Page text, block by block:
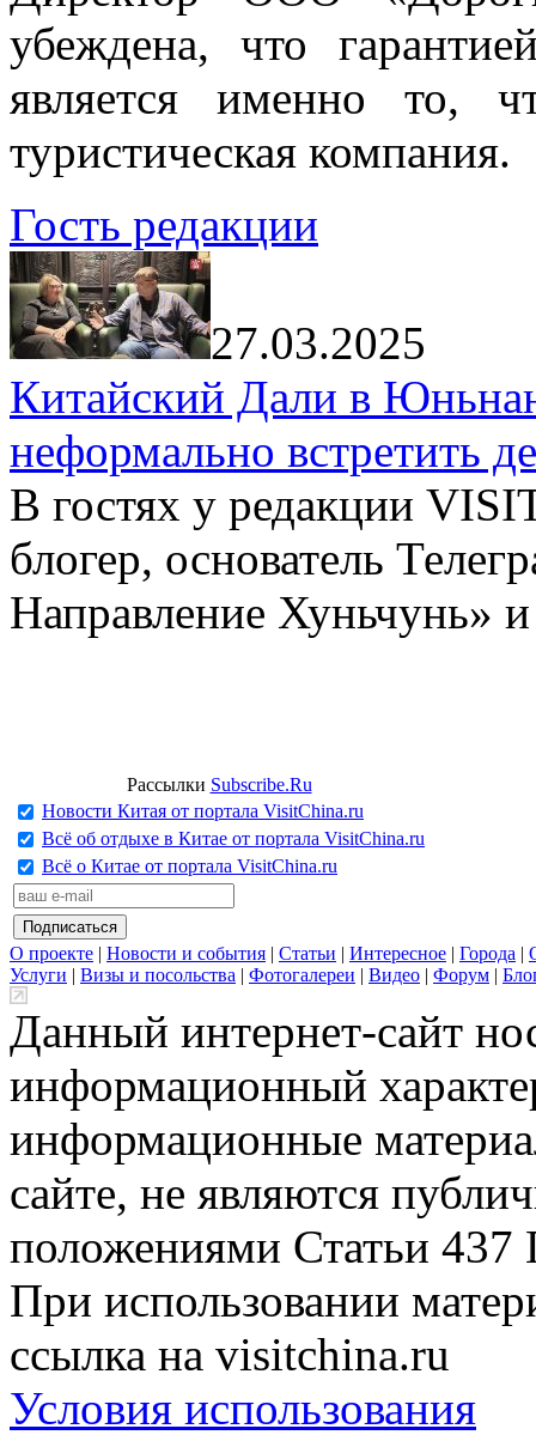
убеждена, что
является именно то,
туристическая компания.
Гость редакции
27.03.2025
Китайский Дали в
неформально встретить
В гостях у редакции
блогер, основатель
Направление Хуньчунь»
Рассылки Subscribe.Ru
Новости Китая от портала VisitChina.ru
Всё об отдыхе в Китае от портала VisitChina.ru
Всё о Китае от портала VisitChina.ru
О проекте | Новости и события | Статьи | Интересное | Города |
Услуги | Визы и посольства | Фотогалереи | Видео | Форум |
Данный интернет-сайт
информационный
информационные
сайте, не являются
положениями Статьи 437
При использовании
ссылка на visitchina.ru
Условия использования